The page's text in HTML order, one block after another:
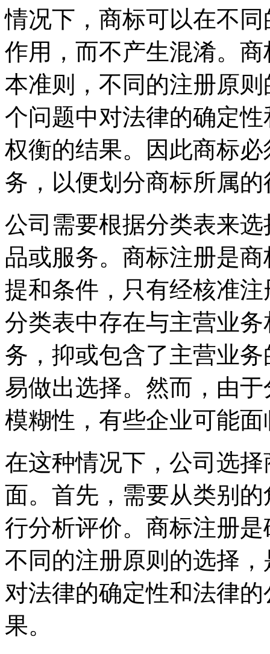
情况下，商标可以在不
作用，而不产生混淆。
本准则，不同的注册原
个问题中对法律的确定
权衡的结果。因此商标
务，以便划分商标所属
公司需要根据分类表来
品或服务。商标注册是
提和条件，只有经核准
分类表中存在与主营业
务，抑或包含了主营业
易做出选择。然而，由
模糊性，有些企业可能
在这种情况下，公司选
面。首先，需要从类别
行分析评价。商标注册
不同的注册原则的选择
对法律的确定性和法律
果。